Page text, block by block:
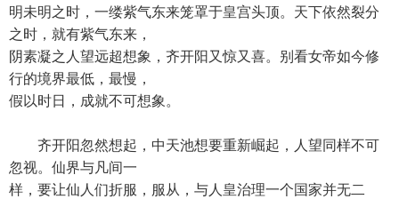
明未明之时，一缕紫气东来笼罩于皇宫头顶。天下依然裂分
之时，就有紫气东来，
阴素凝之人望远超想象，齐开阳又惊又喜。别看女帝如今修
行的境界最低，最慢，
假以时日，成就不可想象。
齐开阳忽然想起，中天池想要重新崛起，人望同样不可
忽视。仙界与凡间一
样，要让仙人们折服，服从，与人皇治理一个国家并无二